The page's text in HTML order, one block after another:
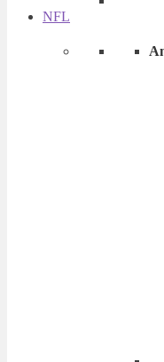
NFL